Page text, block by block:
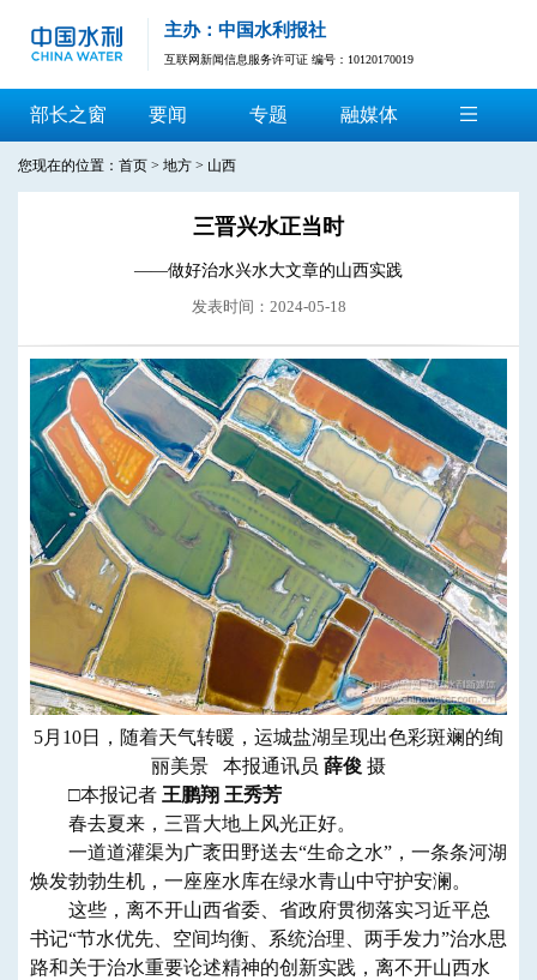
主办：中国水利报社
互联网新闻信息服务许可证 编号：10120170019
部长之窗 要闻 专题 融媒体
您现在的位置： 首页 > 地方 > 山西
三晋兴水正当时
——做好治水兴水大文章的山西实践
发表时间：2024-05-18
5月10日，随着天气转暖，运城盐湖呈现出色彩斑斓的绚
丽美景 本报通讯员 薛俊 摄
□本报记者 王鹏翔 王秀芳
春去夏来，三晋大地上风光正好。
一道道灌渠为广袤田野送去“生命之水”，一条条河湖
焕发勃勃生机，一座座水库在绿水青山中守护安澜。
这些，离不开山西省委、省政府贯彻落实习近平总
书记“节水优先、空间均衡、系统治理、两手发力”治水思
路和关于治水重要论述精神的创新实践，离不开山西水